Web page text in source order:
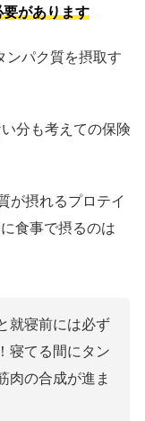
があります
ンパク質を摂取す
分も考えての保険
が摂れるプロテイ
食事で摂るのは
就寝前には必ず
寝てる間にタン
肉の合成が進ま